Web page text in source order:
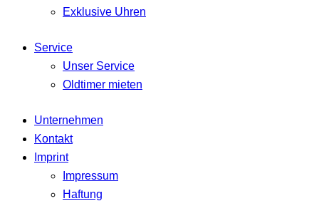
Exklusive Uhren
Service
Unser Service
Oldtimer mieten
Unternehmen
Kontakt
Imprint
Impressum
Haftung